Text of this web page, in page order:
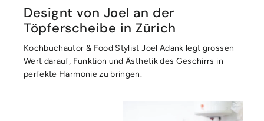
Designt von Joel an der
Töpferscheibe in Zürich
Kochbuchautor & Food Stylist Joel Adank legt grossen
Wert darauf, Funktion und Ästhetik des Geschirrs in
perfekte Harmonie zu bringen.